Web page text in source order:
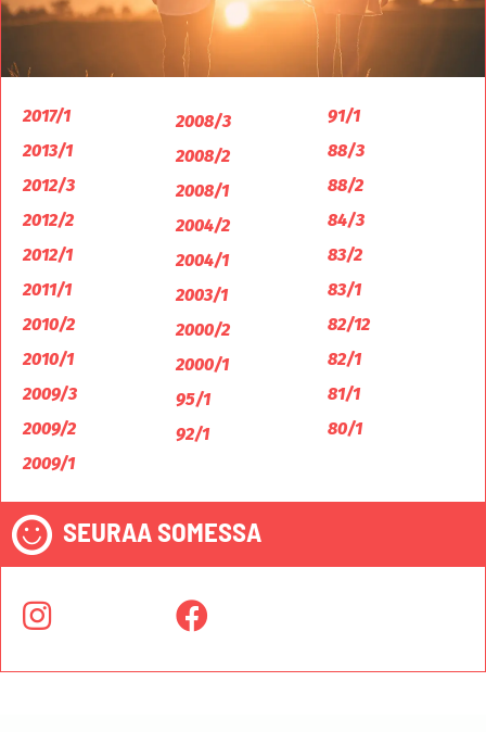
2017/1
2013/1
2012/3
2012/2
2012/1
2011/1
2010/2
2010/1
2009/3
2009/2
2009/1
2008/3
2008/2
2008/1
2004/2
2004/1
2003/1
2000/2
2000/1
95/1
92/1
91/1
88/3
88/2
84/3
83/2
83/1
82/12
82/1
81/1
80/1
SEURAA SOMESSA